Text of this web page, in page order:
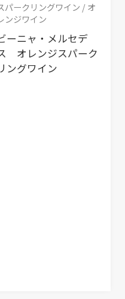
パークリングワイン / オ
ンジワイン
ーニャ・メルセデ
オレンジスパーク
ングワイン